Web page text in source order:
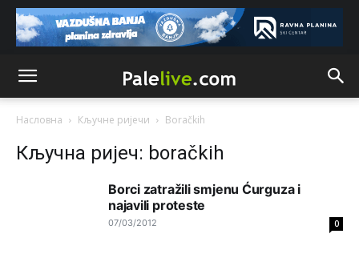
Насловна Кључне ријечи Boračkih
Кључна ријеч: boračkih
Borci zatražili smjenu Ćurguza i
najavili proteste
07/03/2012 0
Анонимно2818605 8/8/2026 11:28
Bosni i Hercegovini je 1.229.972 građana informatički
od 10 godina
Prema podacima o informaciono-komunikacionim
nema pristup računaru bilo koje vrste (desktop, laptop ili